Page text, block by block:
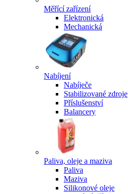
Měřící zařízení
Elektronická
Mechanická
Nabíjení
Nabíječe
Stabilizované zdroje
Příslušenství
Balancery
Paliva, oleje a maziva
Paliva
Maziva
Silikonové oleje